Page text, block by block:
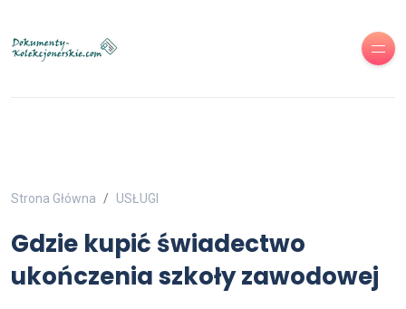
Strona Główna USŁUGI
Gdzie kupić świadectwo
ukończenia szkoły zawodowej